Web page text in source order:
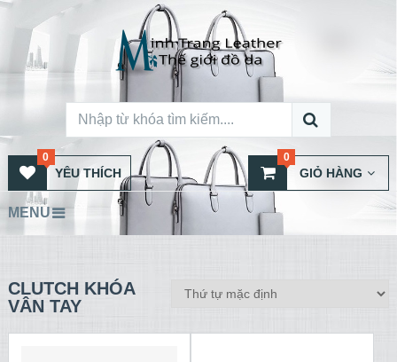
YÊU THÍCH
0
GIỎ HÀNG
0
MENU
CLUTCH KHÓA
VÂN TAY